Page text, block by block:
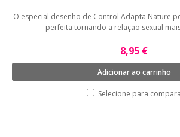
O especial desenho de Control Adapta Nature
perfeita tornando a relação sexual
8,95 €
Adicionar ao carrinho
Selecione para